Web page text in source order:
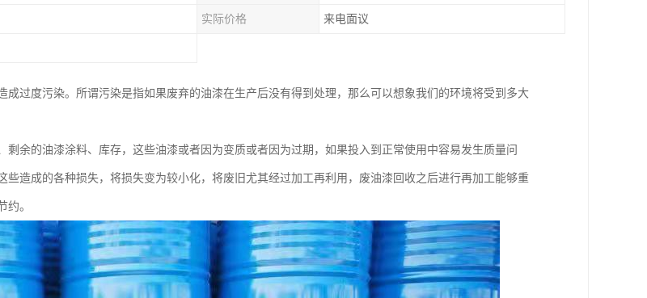
实际价格 来电面议
成过度污染。所谓污染是指如果废弃的油漆在生产后没有得到处理，那么可以想象我们的环境将受到多大
剩余的油漆涂料、库存，这些油漆或者因为变质或者因为过期，如果投入到正常使用中容易发生质量问
些造成的各种损失，将损失变为较小化，将废旧尤其经过加工再利用，废油漆回收之后进行再加工能够重
约。